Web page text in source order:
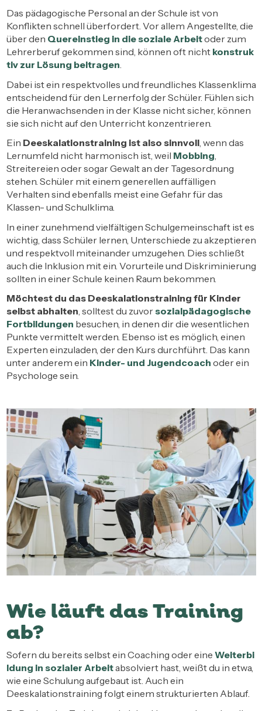
Das pädagogische Personal an der Schule ist von
Konflikten schnell überfordert. Vor allem Angestellte, die
über den Quereinstieg in die soziale Arbeitoder zum
Lehrerberuf gekommen sind, können oft nicht konstruk
tiv zur Lösung beitragen.
Dabei ist ein respektvolles und freundliches Klassenklima
entscheidend für den Lernerfolg der Schüler. Fühlen sich
die Heranwachsenden in der Klasse nicht sicher, können
sie sich nicht auf den Unterricht konzentrieren.
Ein Deeskalationstraining ist also sinnvoll, wenn das
Lernumfeld nicht harmonisch ist, weil Mobbing,
Streitereien oder sogar Gewalt an der Tagesordnung
stehen. Schüler mit einem generellen auffälligen
Verhalten sind ebenfalls meist eine Gefahr für das
Klassen- und Schulklima.
In einer zunehmend vielfältigen Schulgemeinschaft ist es
wichtig, dass Schüler lernen, Unterschiede zu akzeptieren
und respektvoll miteinander umzugehen. Dies schließt
auch die Inklusion mit ein. Vorurteile und Diskriminierung
sollten in einer Schule keinen Raum bekommen.
Möchtest du das Deeskalationstraining für Kinder
selbst abhalten, solltest du zuvorsozialpädagogische
Fortbildungen besuchen, in denen dir die wesentlichen
Punkte vermittelt werden. Ebenso ist es möglich, einen
Experten einzuladen, der den Kurs durchführt. Das kann
unter anderem ein Kinder- und Jugendcoach oder ein
Psychologe sein.
Wie läuft das Training
ab?
Sofern du bereits selbst ein Coaching oder eine Weiterbi
ldung in sozialer Arbeitabsolviert hast, weißt du in etwa,
wie eine Schulung aufgebaut ist. Auch ein
Deeskalationstraining folgt einem strukturierten Ablauf.